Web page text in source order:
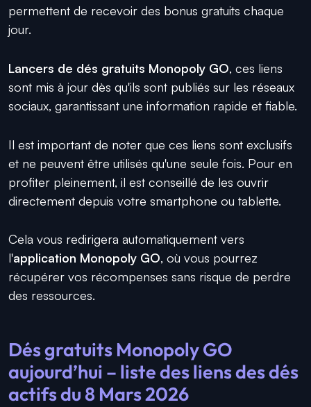
permettent de recevoir des bonus gratuits chaque
jour.
Lancers de dés gratuits Monopoly GO, ces liens
sont mis à jour dès qu'ils sont publiés sur les réseaux
sociaux, garantissant une information rapide et fiable.
Il est important de noter que ces liens sont exclusifs
et ne peuvent être utilisés qu'une seule fois. Pour en
profiter pleinement, il est conseillé de les ouvrir
directement depuis votre smartphone ou tablette.
Cela vous redirigera automatiquement vers
l'application Monopoly GO, où vous pourrez
récupérer vos récompenses sans risque de perdre
des ressources.
Dés gratuits Monopoly GO
aujourd’hui – liste des liens des dés
actifs du 8 Mars 2026